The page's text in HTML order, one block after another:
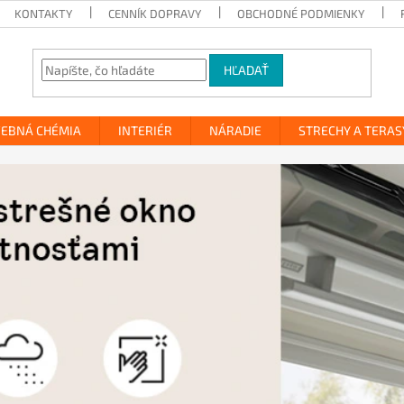
KONTAKTY CENNÍK DOPRAVY OBCHODNÉ PODMIENKY
HĽADAŤ
CHÉMIA INTERIÉR NÁRADIE STRECHY A